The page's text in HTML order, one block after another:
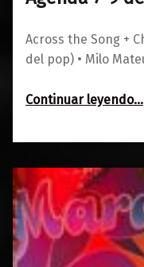
Across the Song +
del pop) • Milo
Continuar leyendo…
05/09/2023Maravillas